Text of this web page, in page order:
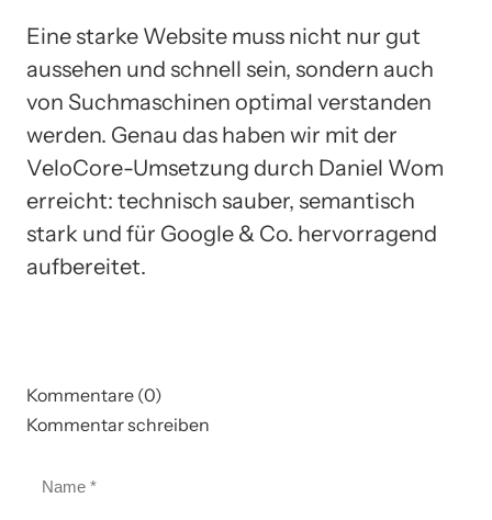
Eine starke Website muss nicht nur gut
aussehen und schnell sein, sondern auch
von Suchmaschinen optimal verstanden
werden. Genau das haben wir mit der
VeloCore-Umsetzung durch Daniel Wom
erreicht: technisch sauber, semantisch
stark und für Google & Co. hervorragend
aufbereitet.
Kommentare (0)
Kommentar schreiben